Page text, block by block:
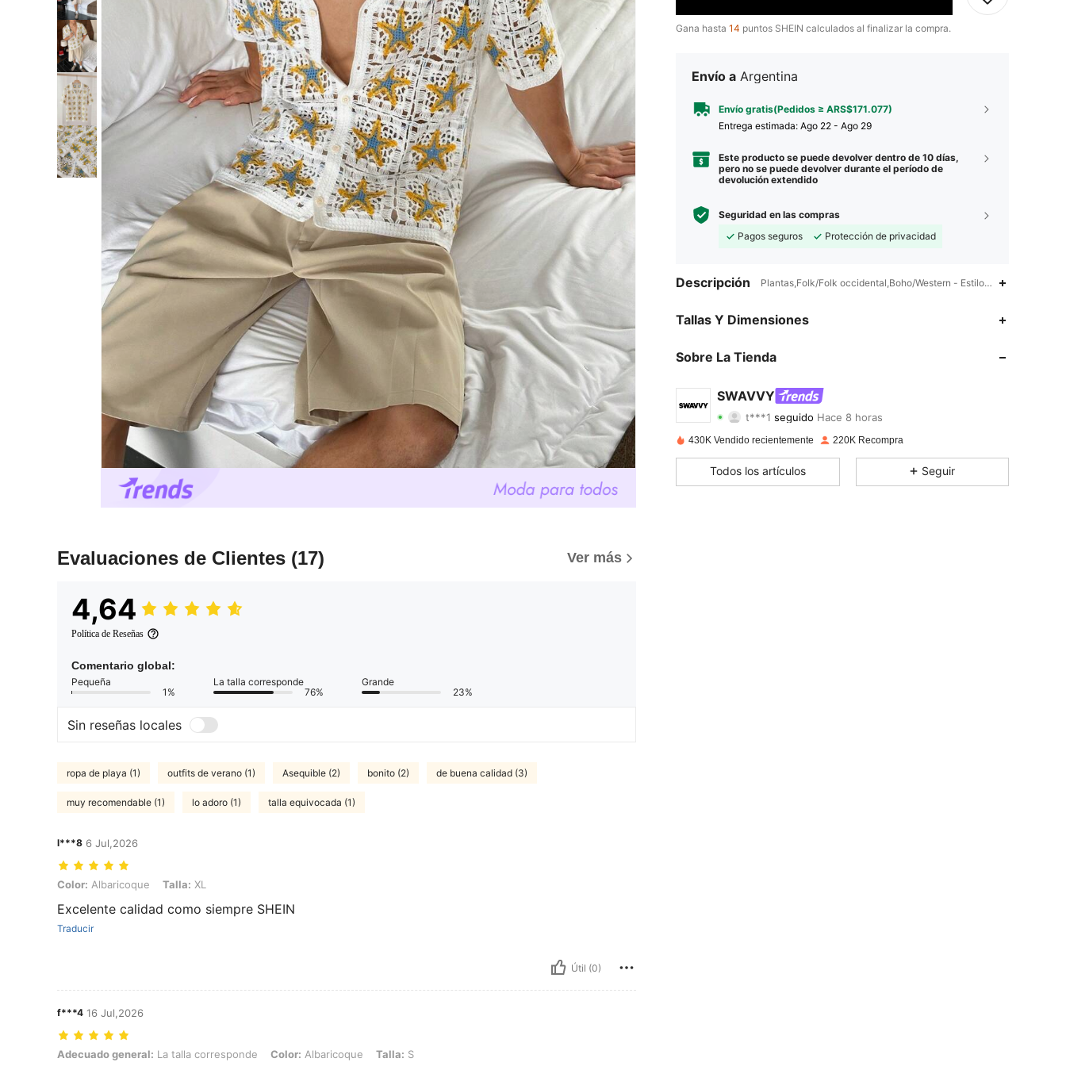
Evaluaciones de Clientes (17) Ver más
4,64
Política de Reseñas
Comentario global:
Pequeña
1%
La talla corresponde
76%
Grande
23%
Sin reseñas locales
ropa de playa (1) outfits de verano (1) Asequible (2) bonito (2) de buena calidad (3)
muy recomendable (1) lo adoro (1) talla equivocada (1)
l***8 6 Jul,2026
Color: Albaricoque, Talla: XL
Color: Albaricoque Talla: XL
Excelente calidad como siempre SHEIN
Traducir
Útil (0)
f***4 16 Jul,2026
Adecuado general: La talla corresponde, Color: Albaricoque, Talla: S
Adecuado general: La talla corresponde Color: Albaricoque Talla: S
Gana hasta 14 puntos SHEIN calculados al finalizar la compra.
Envío a Argentina
Envío gratis(Pedidos ≥ ARS$171.077)
Entrega estimada: Ago 22 - Ago 29
Este producto se puede devolver dentro de 10 días,
pero no se puede devolver durante el período de
devolución extendido
Seguridad en las compras
Pagos seguros
Protección de privacidad
Descripción Plantas,Folk/Folk occidental,Boho/Western - Estilo occidental,100%
Tallas Y Dimensiones
Sobre La Tienda
SWAVVY
t***1 seguidoHace 8 horas
4,86 Calificación 2.1KArtículos
4,86 2.1K 331K
430K Vendido recientemente 220K Recompra
Todos los artículos Seguir